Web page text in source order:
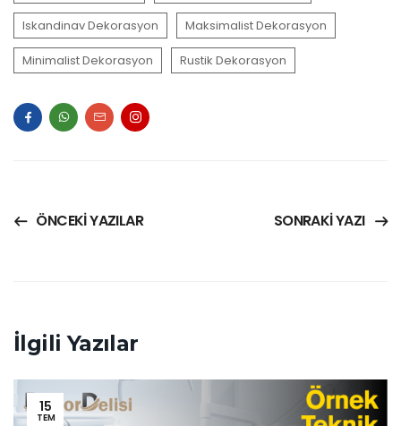
Iskandinav Dekorasyon Maksimalist Dekorasyon
Minimalist Dekorasyon Rustik Dekorasyon
ÖNCEKI YAZILAR SONRAKI YAZI
İlgili Yazılar
15
TEM